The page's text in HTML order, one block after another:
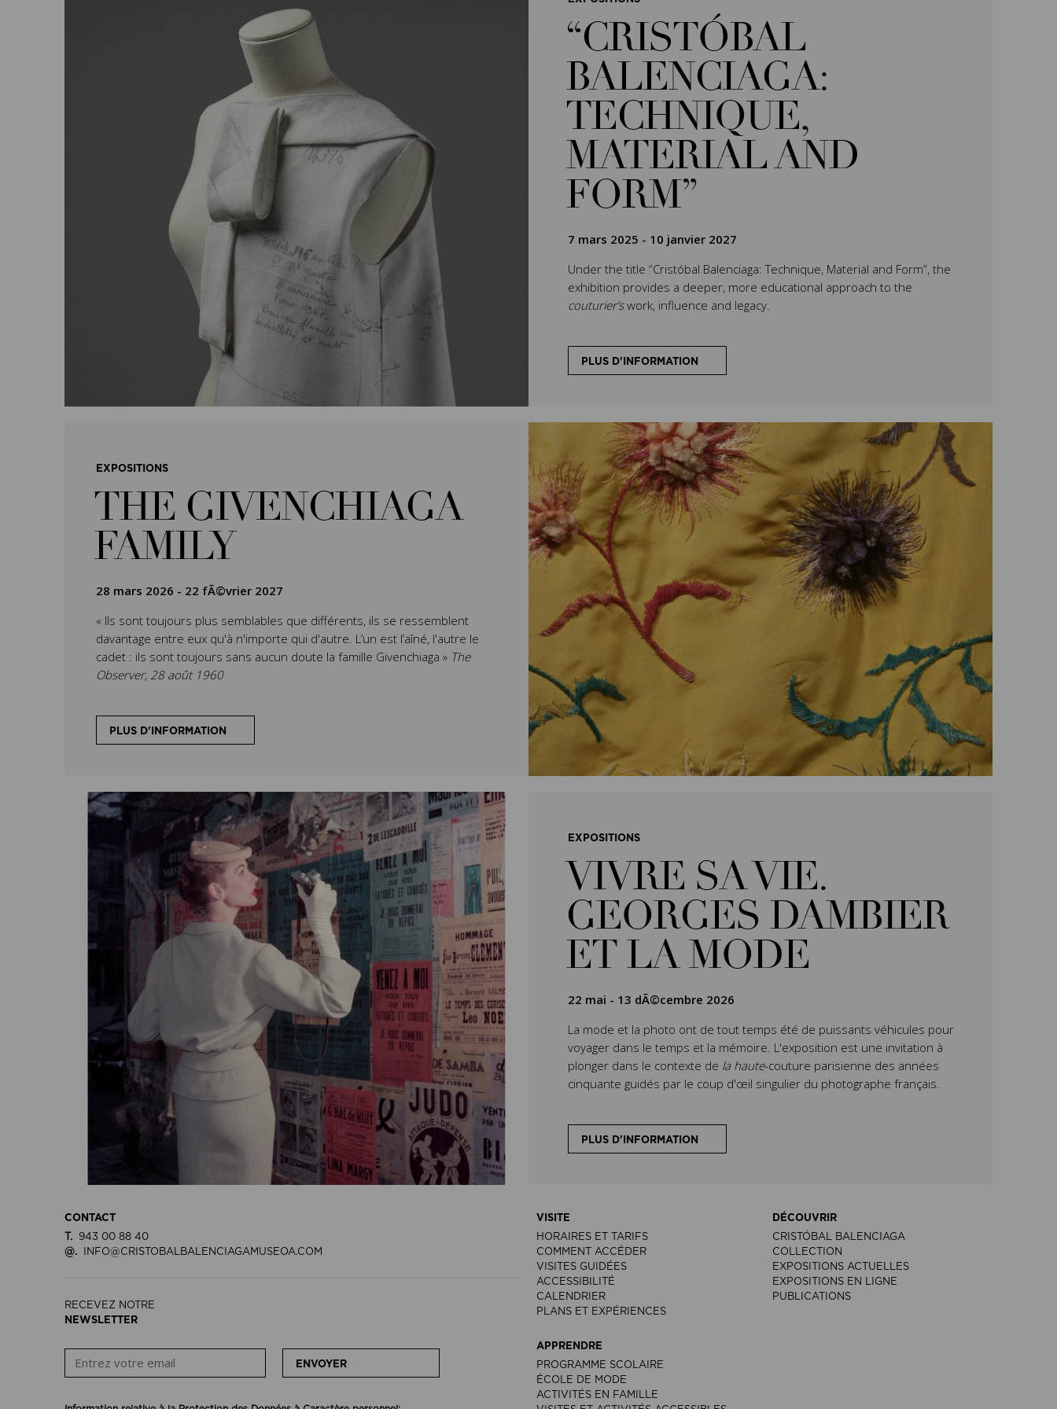
“CRISTÓBAL
BALENCIAGA:
TECHNIQUE,
MATERIAL AND
FORM”
7 mars 2025 - 10 janvier 2027
Under the title “Cristóbal Balenciaga: Technique, Material and Form”, the
exhibition provides a deeper, more educational approach to the
couturier’swork, influence and legacy.
PLUS D'INFORMATION
EXPOSITIONS
THE GIVENCHIAGA
FAMILY
28 mars 2026 - 22 fÃ©vrier 2027
« Ils sont toujours plus semblables que différents, ils se ressemblent
davantage entre eux qu'à n'importe qui d'autre. L’un est l’aîné, l'autre le
cadet : ils sont toujours sans aucun doute la famille Givenchiaga » The
Observer, 28 août 1960
PLUS D'INFORMATION
EXPOSITIONS
VIVRE SA VIE.
GEORGES DAMBIER
ET LA MODE
22 mai - 13 dÃ©cembre 2026
La mode et la photo ont de tout temps été de puissants véhicules pour
voyager dans le temps et la mémoire. L'exposition est une invitation à
plonger dans le contexte de la haute-couture parisienne des années
cinquante guidés par le coup d'œil singulier du photographe français.
PLUS D'INFORMATION
CONTACT
T.
943 00 88 40
@.
INFO@CRISTOBALBALENCIAGAMUSEOA.COM
RECEVEZ NOTRE
NEWSLETTER
ENVOYER
VISITE
HORAIRES ET TARIFS
COMMENT ACCÉDER
VISITES GUIDÉES
ACCESSIBILITÉ
CALENDRIER
PLANS ET EXPÉRIENCES
DÉCOUVRIR
CRISTÓBAL BALENCIAGA
COLLECTION
EXPOSITIONS ACTUELLES
EXPOSITIONS EN LIGNE
PUBLICATIONS
APPRENDRE
PROGRAMME SCOLAIRE
ÉCOLE DE MODE
ACTIVITÉS EN FAMILLE